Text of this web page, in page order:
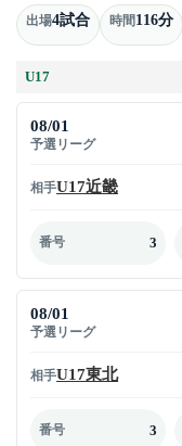
出場4試合 時間116分
U17
08/01
予選リーグ
相手U17近畿
番号 3
08/01
予選リーグ
相手U17東北
番号 3